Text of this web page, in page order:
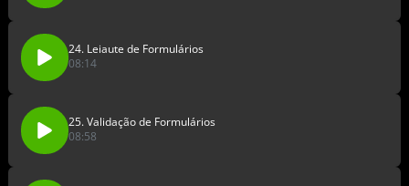
24. Leiaute de Formulários
08:14
25. Validação de Formulários
08:58